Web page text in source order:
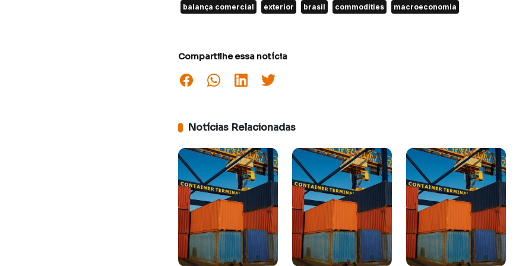
balança comercial exterior brasil commodities macroeconomia
Compartilhe essa notícia
Notícias Relacionadas